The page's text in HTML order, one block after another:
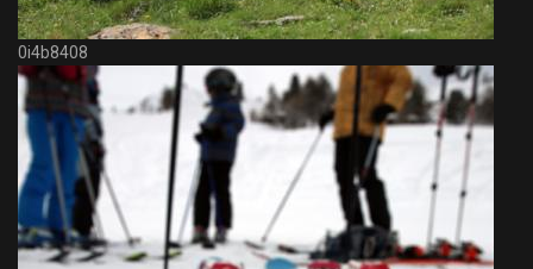
0i4b8408